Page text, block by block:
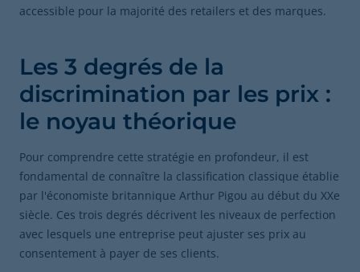
accessible pour la majorité des retailers et des marques.
Les 3 degrés de la
discrimination par les prix :
le noyau théorique
Pour comprendre cette stratégie en profondeur, il est
fondamental de connaître la classification classique établie
par l'économiste britannique Arthur Pigou au début du XXe
siècle. Ces trois degrés décrivent les niveaux de perfection
avec lesquels une entreprise peut ajuster ses prix au
consentement à payer de ses clients.